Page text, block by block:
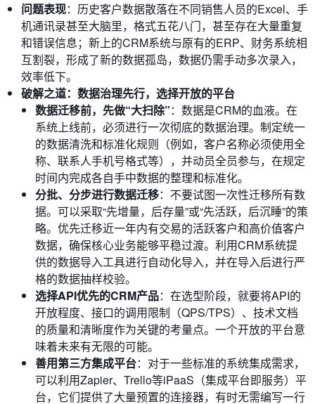
问题表现：历史客户数据散落在不同销售人员的Excel、手
机通讯录甚至大脑里，格式五花八门，甚至存在大量重复
和错误信息；新上的CRM系统与原有的ERP、财务系统相
互割裂，形成了新的数据孤岛，数据仍需手动多次录入，
效率低下。
破解之道：数据治理先行，选择开放的平台
数据迁移前，先做“大扫除”：数据是CRM的血液。在
系统上线前，必须进行一次彻底的数据治理。制定统一
的数据清洗和标准化规则（例如，客户名称必须使用全
称、联系人手机号格式等），并动员全员参与，在规定
时间内完成各自手中数据的整理和标准化。
分批、分步进行数据迁移：不要试图一次性迁移所有数
据。可以采取“先增量，后存量”或“先活跃，后沉睡”的策
略。优先迁移近一年内有交易的活跃客户和高价值客户
数据，确保核心业务能够平稳过渡。利用CRM系统提
供的数据导入工具进行自动化导入，并在导入后进行严
格的数据抽样校验。
选择API优先的CRM产品：在选型阶段，就要将API的
开放程度、接口的调用限制（QPS/TPS）、技术文档
的质量和清晰度作为关键的考量点。一个开放的平台意
味着未来有无限的可能。
善用第三方集成平台：对于一些标准的系统集成需求，
可以利用Zapier、Trello等iPaaS（集成平台即服务）平
台，它们提供了大量预置的连接器，有时无需编写一行